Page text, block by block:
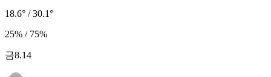
18.6° / 30.1°
25% / 75%
금8.14